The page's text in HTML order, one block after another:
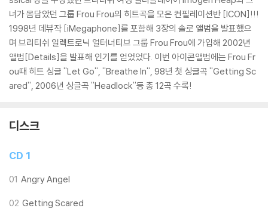
녀가 몸담았던 그룹 Frou Frou의 히트곡을 모은 컨필레이션반 [ICON]!!!
1998년 데뷰작 [iMegaphone]를 포함해 3장의 솔로 앨범을 발표했으
며 브리티쉬 일렉트로닉 얼터너티브 그룹 Frou Frou에 가입해 2002년
앨범[Details]을 발표해 인기를 얻었었다. 이번 아이콘앨범에는 Frou Fr
ou때 히트 싱글 ''Let Go'', ''Breathe In'', 98년 첫 싱글곡 ''Getting Sc
ared'', 2006년 싱글곡 ''Headlock''등 총 12곡 수록!
디스크
CD 1
01 Angry Angel
02 Getting Scared